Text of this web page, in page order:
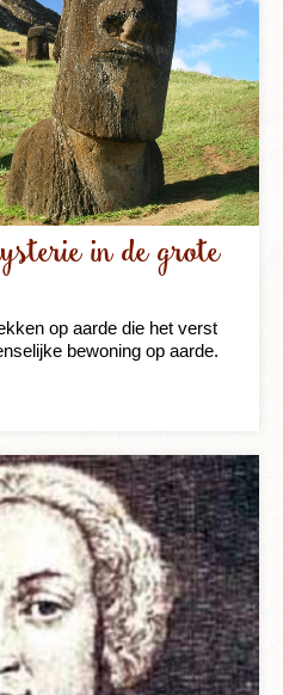
in de grote
op aarde die het verst
bewoning op aarde.